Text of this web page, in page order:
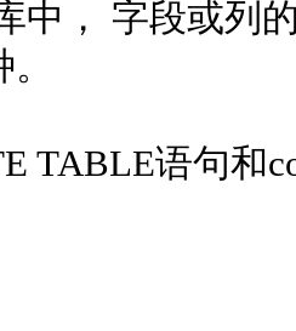
中， 字段或列
TABLE语句和